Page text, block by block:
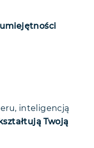
umiejętności
inteligencją
kształtują Twoją